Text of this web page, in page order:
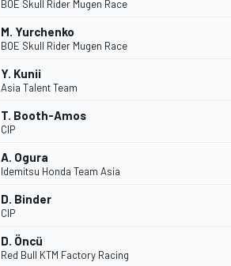
BOE Skull Rider Mugen Race
M. Yurchenko
BOE Skull Rider Mugen Race
Y. Kunii
Asia Talent Team
T. Booth-Amos
CIP
A. Ogura
Idemitsu Honda Team Asia
D. Binder
CIP
D. Öncü
Red Bull KTM Factory Racing